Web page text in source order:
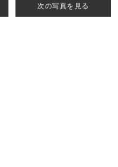
次の写真を見る